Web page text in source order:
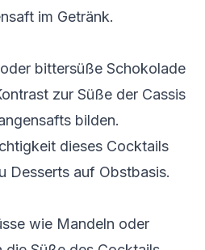
im Getränk.
bittersüße Schokolade
zur Süße der Cassis
bilden.
dieses Cocktails
Desserts auf Obstbasis.
wie Mandeln oder